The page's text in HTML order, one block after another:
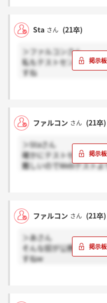
Sta さん (21卒)
＞ファルコンさん
私もテストセンターの
すね
回数を熟すことができ
理、歴史、科学といった
必要があり
せめて家でも本番と全
度もしていれば状況は
てから実際に受けるま
しかも私は帰国子女で歴
でいません
いました
ただ、日本にずっと住ん
もし事前に受けるテス
ファルコン さん (21卒)
＞Staさん
確かにテストセンター
難しいのでWebテスト
ファルコン さん (21卒)
＞あさん
そんな奴が公務員にな
すねw